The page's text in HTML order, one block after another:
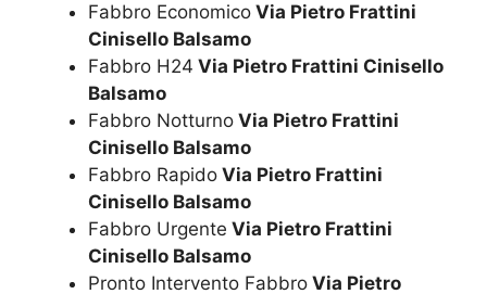
Fabbro Economico Via Pietro Frattini
Cinisello Balsamo
Fabbro H24 Via Pietro Frattini Cinisello
Balsamo
Fabbro Notturno Via Pietro Frattini
Cinisello Balsamo
Fabbro Rapido Via Pietro Frattini
Cinisello Balsamo
Fabbro Urgente Via Pietro Frattini
Cinisello Balsamo
Pronto Intervento Fabbro Via Pietro